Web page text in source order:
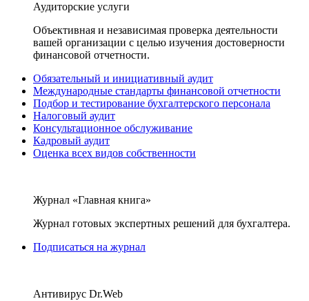
Аудиторские услуги
Объективная и независимая проверка деятельности
вашей организации с целью изучения достоверности
финансовой отчетности.
Обязательный и инициативный аудит
Международные стандарты финансовой отчетности
Подбор и тестирование бухгалтерского персонала
Налоговый аудит
Консультационное обслуживание
Кадровый аудит
Оценка всех видов собственности
Журнал «Главная книга»
Журнал готовых экспертных решений для бухгалтера.
Подписаться на журнал
Антивирус Dr.Web